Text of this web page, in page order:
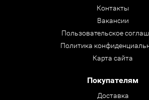
Контакты
Вакансии
Пользовательское
Политика
Карта сайта
Покупателям
Доставка